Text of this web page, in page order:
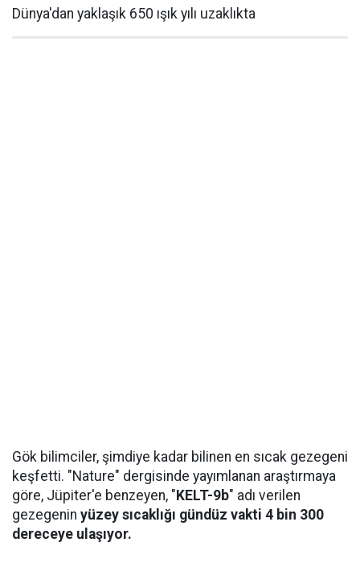
Dünya'dan yaklaşık 650 ışık yılı uzaklıkta
Gök bilimciler, şimdiye kadar bilinen en sıcak gezegeni
keşfetti. "Nature" dergisinde yayımlanan araştırmaya
göre, Jüpiter'e benzeyen, " KELT-9b" adı verilen
gezegenin yüzey sıcaklığı gündüz vakti 4 bin 300
dereceye ulaşıyor.